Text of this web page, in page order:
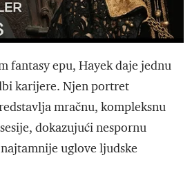
fantasy epu, Hayek daje jednu
karijere. Njen portret
mračnu, kompleksnu
dokazujući nespornu
uglove ljudske